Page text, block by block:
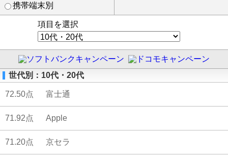
携帯端末別
項目を選択
世代別：10代・20代
72.50点 富士通
71.92点 Apple
71.20点 京セラ